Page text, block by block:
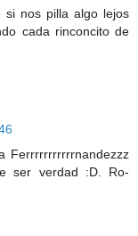
si nos pilla algo lejos
cada rinconcito de
Ferrrrrrrrrrrnandezzz
ser verdad :D. Ro-